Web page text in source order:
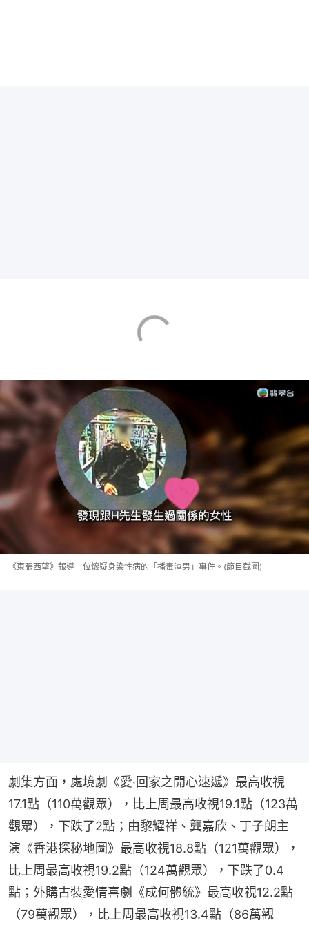
《東張西望》報導一位懷疑身染性病的「播毒渣男」事件。(節目截圖)
劇集方面，處境劇《愛‧回家之開心速遞》最高收視
17.1點（110萬觀眾），比上周最高收視19.1點（123萬
觀眾），下跌了2點；由黎耀祥、龔嘉欣、丁子朗主
演《香港探秘地圖》最高收視18.8點（121萬觀眾），
比上周最高收視19.2點（124萬觀眾），下跌了0.4
點；外購古裝愛情喜劇《成何體統》最高收視12.2點
（79萬觀眾），比上周最高收視13.4點（86萬觀